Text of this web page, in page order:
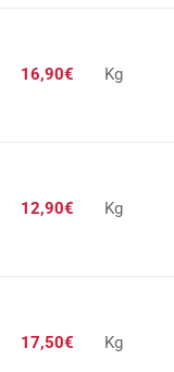
16,90€ Kg
12,90€ Kg
17,50€ Kg